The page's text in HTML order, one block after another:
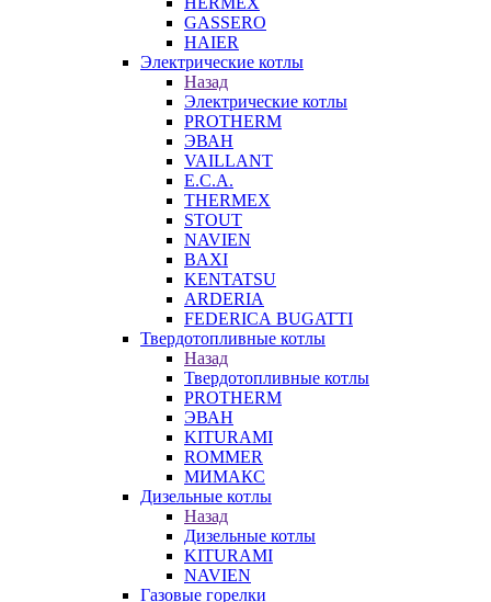
GASSERO
HAIER
Электрические котлы
Назад
Электрические котлы
PROTHERM
ЭВАН
VAILLANT
E.C.A.
THERMEX
STOUT
NAVIEN
BAXI
KENTATSU
ARDERIA
FEDERICА BUGATTI
Твердотопливные котлы
Назад
Твердотопливные котлы
PROTHERM
ЭВАН
KITURAMI
ROMMER
МИМАКС
Дизельные котлы
Назад
Дизельные котлы
KITURAMI
NAVIEN
Газовые горелки